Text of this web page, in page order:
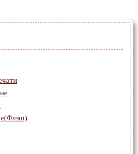
С бухгалтерскими